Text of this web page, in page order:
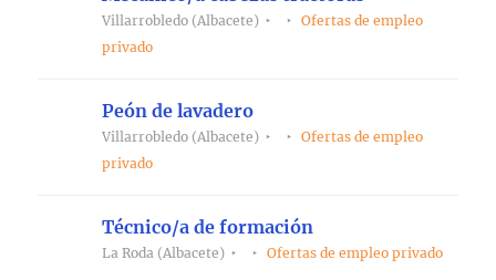
Villarrobledo (Albacete)
Ofertas de empleo
privado
Peón de lavadero
Villarrobledo (Albacete)
Ofertas de empleo
privado
Técnico/a de formación
La Roda (Albacete) Ofertas de empleo privado